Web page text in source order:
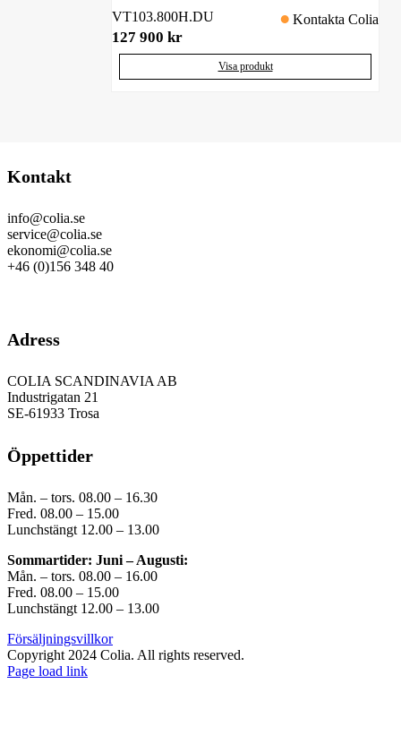
VT103.800H.DU Kontakta Colia
127 900 kr
Visa produkt
Kontakt
info@colia.se
service@colia.se
ekonomi@colia.se
+46 (0)156 348 40
Adress
COLIA SCANDINAVIA AB
Industrigatan 21
SE-61933 Trosa
Öppettider
Mån. – tors. 08.00 – 16.30
Fred. 08.00 – 15.00
Lunchstängt 12.00 – 13.00
Sommartider: Juni – Augusti:
Mån. – tors. 08.00 – 16.00
Fred. 08.00 – 15.00
Lunchstängt 12.00 – 13.00
Försäljningsvillkor
Copyright 2024 Colia. All rights reserved.
Page load link